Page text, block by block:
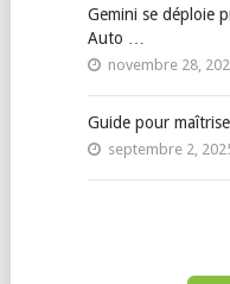
Gemini se déploie
Auto …
novembre 28,
Guide pour
septembre 2,